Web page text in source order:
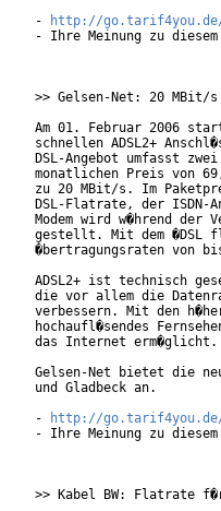
-
http://go.tarif4you.de/
- Ihre Meinung zu diesem
>> Gelsen-Net: 20 MBit/
Am 01. Februar 2006
schnellen ADSL2+
DSL-Angebot umfasst
monatlichen Preis von
zu 20 MBit/s. Im
DSL-Flatrate, der ISDN-
Modem wird w�hrend
gestellt. Mit dem �DSL
�bertragungsraten
ADSL2+ ist technisch
die vor allem die
verbessern. Mit den
hochaufl�sendes
das Internet erm�glicht.
Gelsen-Net bietet die
und Gladbeck an.
-
http://go.tarif4you.de/
- Ihre Meinung zu diesem
>> Kabel BW: Flatrate